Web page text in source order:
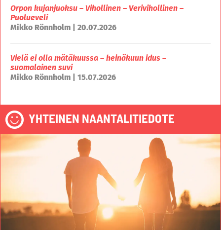
Orpon kujanjuoksu – Vihollinen – Verivihollinen –
Puolueveli
Mikko Rönnholm | 20.07.2026
Vielä ei olla mätäkuussa – heinäkuun idus –
suomalainen suvi
Mikko Rönnholm | 15.07.2026
YHTEINEN NAANTALITIEDOTE